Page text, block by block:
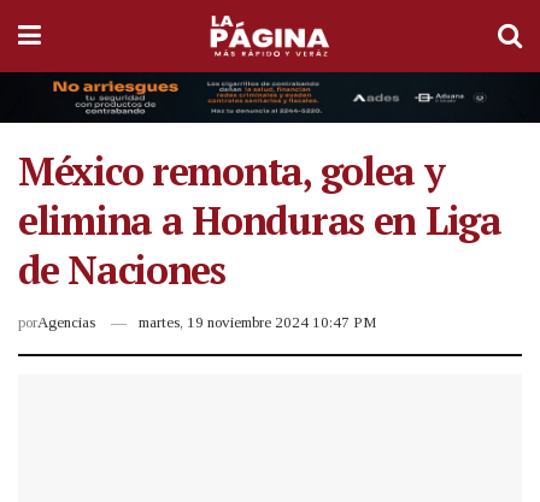
México remonta, golea y
elimina a Honduras en Liga
de Naciones
porAgencias martes, 19 noviembre 2024 10:47 PM